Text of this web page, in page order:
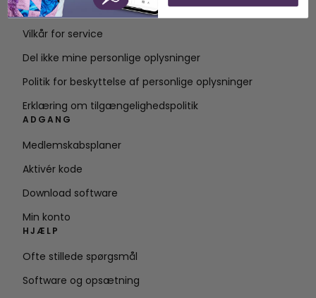
Kontakt
Vilkår for service
Del ikke mine personlige oplysninger
Politik for beskyttelse af personlige oplysninger
Erklæring om tilgængelighedspolitik
ADGANG
Medlemskabsplaner
Aktivér kode
Download software
Min konto
HJÆLP
Ofte stillede spørgsmål
Software og opsætning